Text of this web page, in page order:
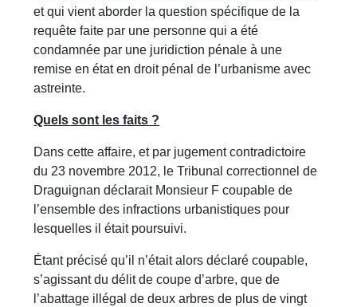
et qui vient aborder la question spécifique de la
requête faite par une personne qui a été
condamnée par une juridiction pénale à une
remise en état en droit pénal de l’urbanisme avec
astreinte.
Quels sont les faits ?
Dans cette affaire, et par jugement contradictoire
du 23 novembre 2012, le Tribunal correctionnel de
Draguignan déclarait Monsieur F coupable de
l’ensemble des infractions urbanistiques pour
lesquelles il était poursuivi.
Étant précisé qu’il n’était alors déclaré coupable,
s’agissant du délit de coupe d’arbre, que de
l’abattage illégal de deux arbres de plus de vingt